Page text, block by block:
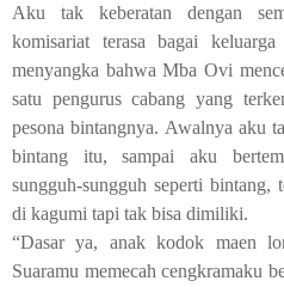
Aku tak keberatan dengan
komisariat terasa bagai
menyangka bahwa Mba Ovi
satu pengurus cabang yang
pesona bintangnya. Awalnya aku
bintang itu, sampai aku
sungguh-sungguh seperti
di kagumi tapi tak bisa dimiliki.
“Dasar ya, anak kodok maen
Suaramu memecah cengkramaku